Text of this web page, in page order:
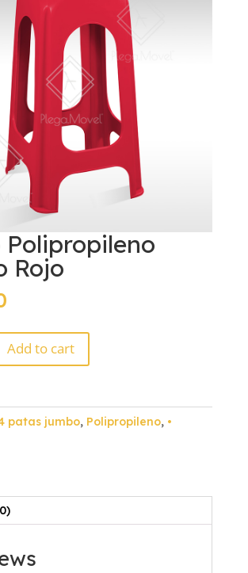
Polipropileno
Rojo
Add to cart
patas jumbo, Polipropileno, •